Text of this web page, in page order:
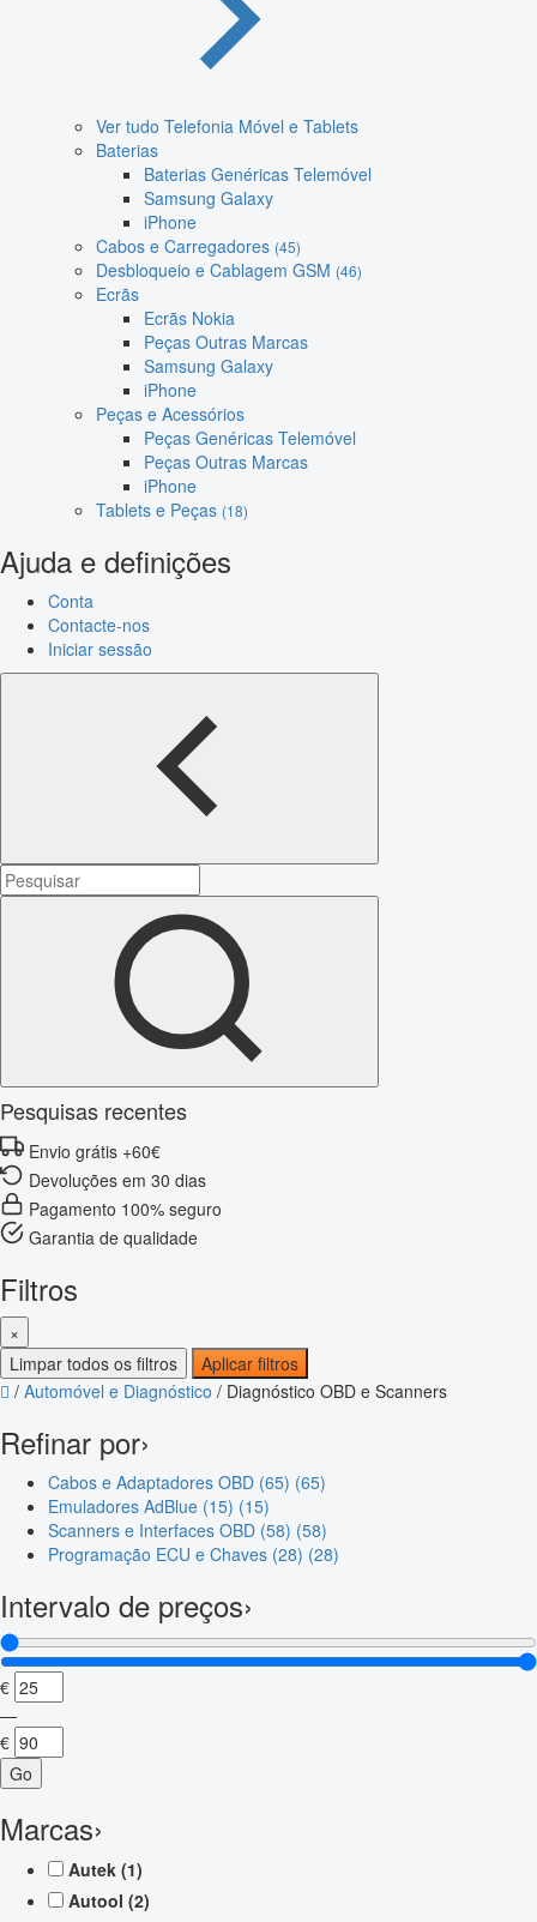
Ver tudo Telefonia Móvel e Tablets
Baterias
Baterias Genéricas Telemóvel
Samsung Galaxy
iPhone
Cabos e Carregadores (45)
Desbloqueio e Cablagem GSM (46)
Ecrãs
Ecrãs Nokia
Peças Outras Marcas
Samsung Galaxy
iPhone
Peças e Acessórios
Peças Genéricas Telemóvel
Peças Outras Marcas
iPhone
Tablets e Peças (18)
Ajuda e definições
Conta
Contacte-nos
Iniciar sessão
Pesquisas recentes
Envio grátis +60€
Devoluções em 30 dias
Pagamento 100% seguro
Garantia de qualidade
Filtros
×
Limpar todos os filtros
Aplicar filtros
/ Automóvel e Diagnóstico / Diagnóstico OBD e Scanners
Refinar por›
Cabos e Adaptadores OBD (65) (65)
Emuladores AdBlue (15) (15)
Scanners e Interfaces OBD (58) (58)
Programação ECU e Chaves (28) (28)
Intervalo de preços›
€
—
€
Go
Marcas›
Autek (1)
Autool (2)